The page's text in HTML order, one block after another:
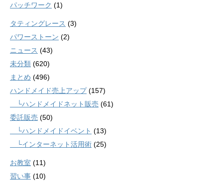
パッチワーク (1)
タティングレース (3)
パワーストーン (2)
ニュース (43)
未分類 (620)
まとめ (496)
ハンドメイド売上アップ(157)
└ハンドメイドネット販売 (61)
委託販売 (50)
└ハンドメイドイベント (13)
└インターネット活用術 (25)
お教室 (11)
習い事 (10)